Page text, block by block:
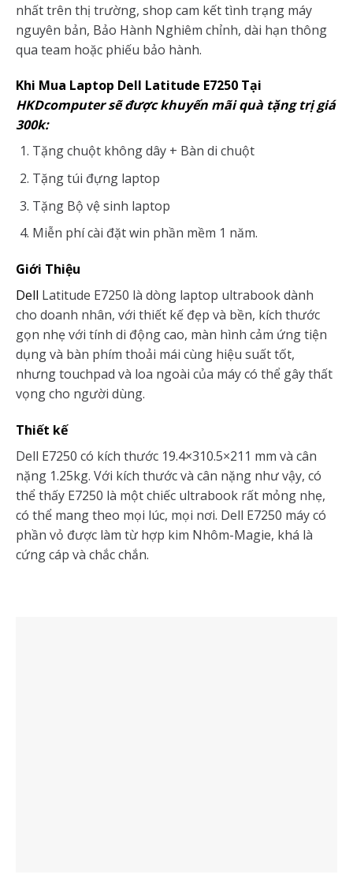
nhất trên thị trường, shop cam kết tình trạng máy
nguyên bản, Bảo Hành Nghiêm chỉnh, dài hạn thông
qua team hoặc phiếu bảo hành.
Khi Mua Laptop Dell Latitude E7250 Tại
HKDcomputer sẽ được khuyến mãi quà tặng trị giá
300k:
Tặng chuột không dây + Bàn di chuột
Tặng túi đựng laptop
Tặng Bộ vệ sinh laptop
Miễn phí cài đặt win phần mềm 1 năm.
Giới Thiệu
Dell Latitude E7250 là dòng laptop ultrabook dành
cho doanh nhân, với thiết kế đẹp và bền, kích thước
gọn nhẹ với tính di động cao, màn hình cảm ứng tiện
dụng và bàn phím thoải mái cùng hiệu suất tốt,
nhưng touchpad và loa ngoài của máy có thể gây thất
vọng cho người dùng.
Thiết kế
Dell E7250 có kích thước 19.4×310.5×211 mm và cân
nặng 1.25kg. Với kích thước và cân nặng như vậy, có
thể thấy E7250 là một chiếc ultrabook rất mỏng nhẹ,
có thể mang theo mọi lúc, mọi nơi. Dell E7250 máy có
phần vỏ được làm từ hợp kim Nhôm-Magie, khá là
cứng cáp và chắc chắn.